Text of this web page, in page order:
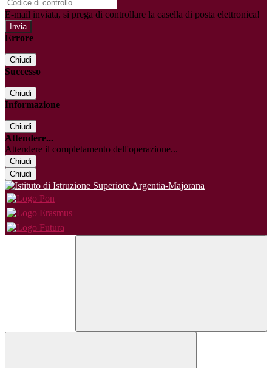
E-mail inviata, si prega di controllare la casella di posta elettronica!
Errore
Chiudi
Successo
Chiudi
Informazione
Chiudi
Attendere...
Attendere il completamento dell'operazione...
Chiudi
Chiudi